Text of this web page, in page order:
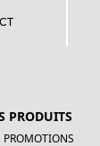
PRODUITS
PROMOTIONS